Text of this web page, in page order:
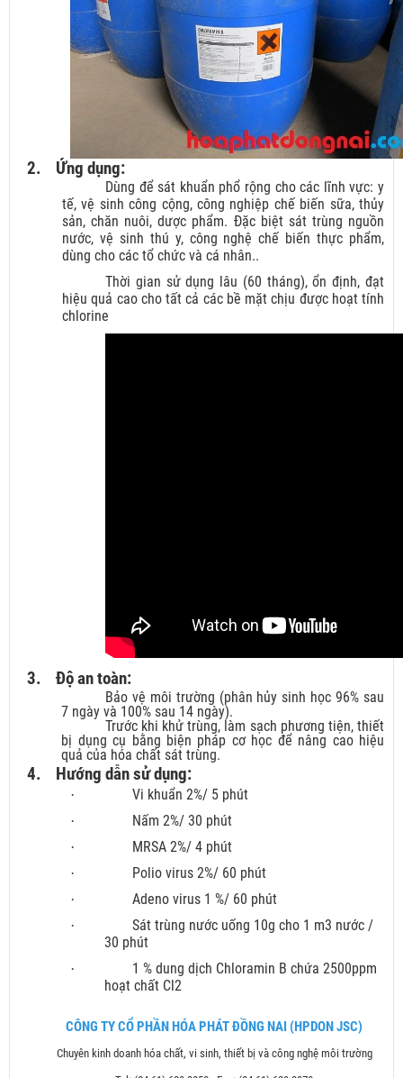
2. Ứng dụng:
Dùng để sát khuẩn phổ rộng cho các lĩnh vực: y
tế, vệ sinh công cộng, công nghiệp chế biến sữa, thủy
sản, chăn nuôi, dược phẩm. Đặc biệt sát trùng nguồn
nước, vệ sinh thú y, công nghệ chế biến thực phẩm,
dùng cho các tổ chức và cá nhân..
Thời gian sử dụng lâu (60 tháng), ổn định, đạt
hiệu quả cao cho tất cả các bề mặt chịu được hoạt tính
chlorine
3. Độ an toàn:
Bảo vệ môi trường (phân hủy sinh học 96% sau
7 ngày và 100% sau 14 ngày).
Trước khi khử trùng, làm sạch phương tiện, thiết
bị dụng cụ bằng biện pháp cơ học để nâng cao hiệu
quả của hóa chất sát trùng.
4. Hướng dẫn sử dụng:
· Vi khuẩn 2%/ 5 phút
· Nấm 2%/ 30 phút
· MRSA 2%/ 4 phút
· Polio virus 2%/ 60 phút
· Adeno virus 1 %/ 60 phút
·
Sát trùng nước uống 10g cho 1 m3 nước /
30 phút
·
1 % dung dịch Chloramin B chứa 2500ppm
hoạt chất Cl2
CÔNG TY CỔ PHẦN HÓA PHÁT ĐỒNG NAI (HPDON JSC)
Chuyên kinh doanh hóa chất, vi sinh, thiết bị và công nghệ môi trường